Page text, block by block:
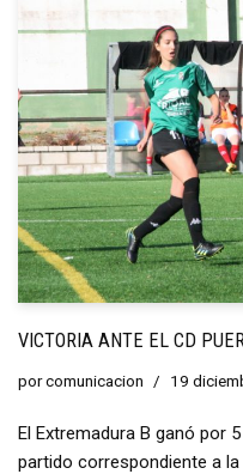
VICTORIA ANTE EL CD
porcomunicacion 19
El Extremadura B ganó por
partido correspondiente a